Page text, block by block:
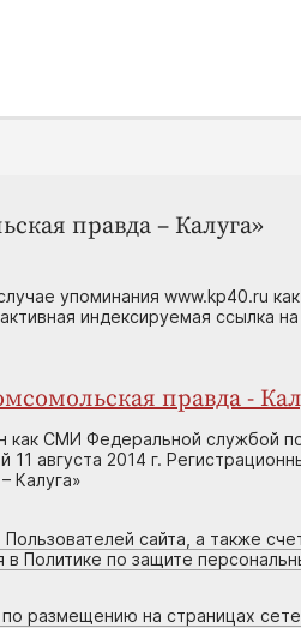
правда – Калуга»
упоминания www.kp40.ru
индексируемая ссылка
правда -
как СМИ Федеральной службой
11 августа 2014 г.
Калуга»
сайта, а также
Политике по защите
размещению на страницах